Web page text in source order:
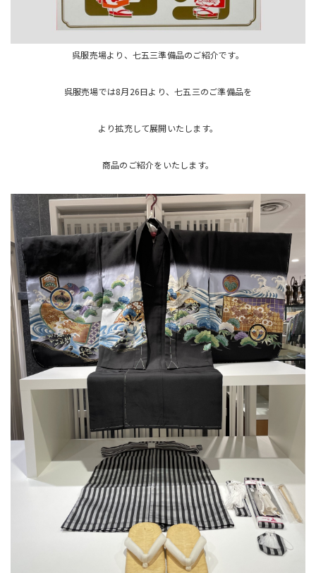
呉服売場より、七五三準備品のご紹介です。
呉服売場では8月26日より、七五三のご準備品を
より拡充して展開いたします。
商品のご紹介をいたします。